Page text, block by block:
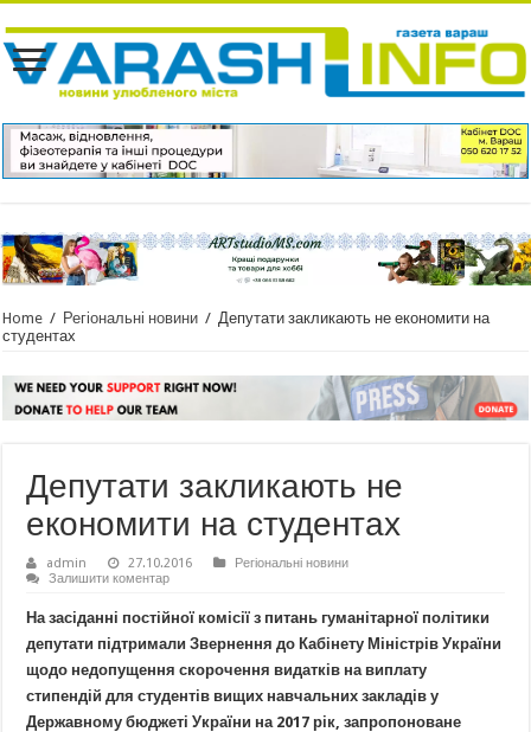
Home / Регіональні новини / Депутати закликають не економити на
студентах
Депутати закликають не
економити на студентах
admin 27.10.2016
Регіональні новини
Залишити коментар
На засіданні постійної комісії з питань гуманітарної політики
депутати підтримали Звернення до Кабінету Міністрів України
щодо недопущення скорочення видатків на виплату
стипендій для студентів вищих навчальних закладів у
Державному бюджеті України на 2017 рік, запропоноване